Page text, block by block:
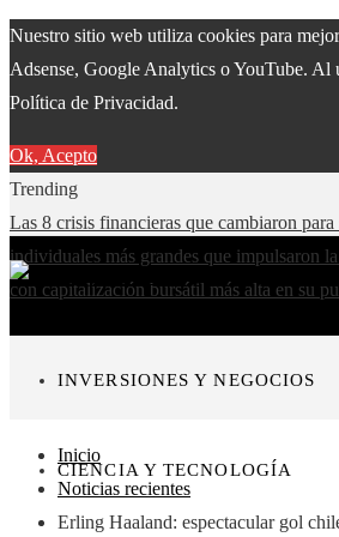
Nuestro sitio web utiliza cookies para
Adsense, Google Analytics o YouTube. Al
Política de Privacidad.
Ok, Acepto
Trending
Las 8 crisis financieras que cambiaron
individuales más grandes que impulsaron
con capitalización bursátil más alta en su
INVERSIONES Y NEGOCIOS
CIENCIA Y TECNOLOGÍA
Inicio
Noticias recientes
Erling Haaland: espectacular gol